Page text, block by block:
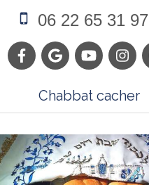
06 22 65 31 97
Chabbat cacher